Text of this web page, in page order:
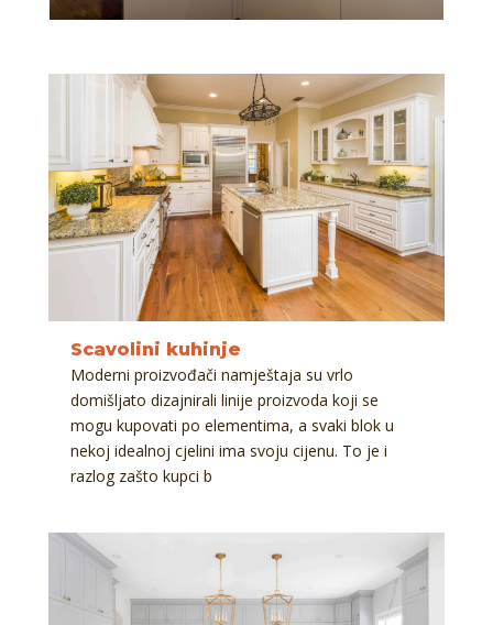
Scavolini kuhinje
Moderni proizvođači namještaja su vrlo
domišljato dizajnirali linije proizvoda koji se
mogu kupovati po elementima, a svaki blok u
nekoj idealnoj cjelini ima svoju cijenu. To je i
razlog zašto kupci b